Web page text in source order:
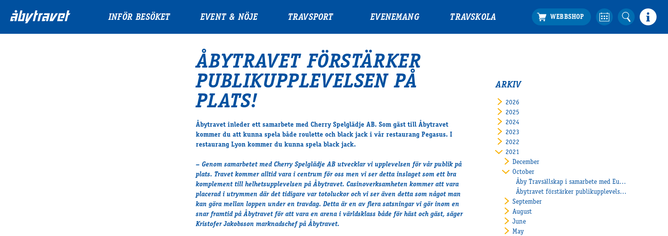
INFÖR BESÖKET EVENT & NÖJE TRAVSPORT EVENEMANG TRAVSKOLA
ÅBYTRAVET FÖRSTÄRKER
PUBLIKUPPLEVELSEN PÅ
PLATS!
Åbytravet inleder ett samarbete med Cherry Spelglädje AB. Som gäst till Åbytravet
kommer du att kunna spela både roulette och black jack i vår restaurang Pegasus. I
restaurang Lyon kommer du kunna spela black jack.
– Genom samarbetet med Cherry Spelglädje AB utvecklar vi upplevelsen för vår publik på
plats. Travet kommer alltid vara i centrum för oss men vi ser detta inslaget som ett bra
komplement till helhetsupplevelsen på Åbytravet. Casinoverksamheten kommer att vara
placerad i utrymmen där det tidigare var totoluckor och vi ser även detta som något man
kan göra mellan loppen under en travdag. Detta är en av flera satsningar vi gör inom en
snar framtid på Åbytravet för att vara en arena i världsklass både för häst och gäst, säger
Kristofer Jakobsson marknadschef på Åbytravet.
ARKIV
2026
2025
2024
2023
2022
2021
December
October
Åby Travsällskap i samarbete med Europeiska jordbruksfonden
Åbytravet förstärker publikupplevelsen på plats!
September
August
June
May